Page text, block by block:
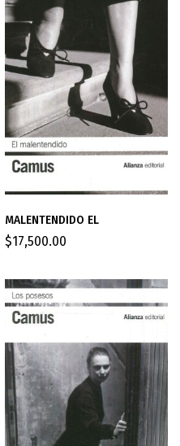
MALENTENDIDO EL
$17,500.00